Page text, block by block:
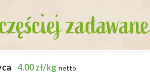
4.00 zł/kg netto